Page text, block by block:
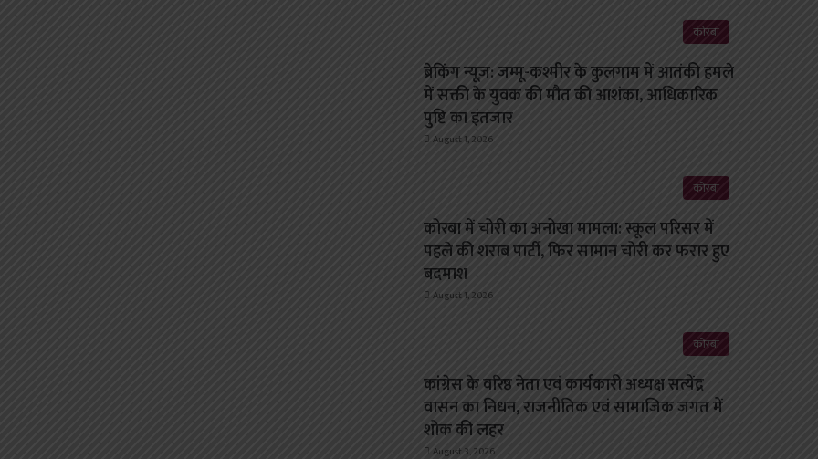
कोरबा
ब्रेकिंग न्यूज़: जम्मू-कश्मीर के कुलगाम में आतंकी हमले
में सक्ती के युवक की मौत की आशंका, आधिकारिक
पुष्टि का इंतजार
August 1, 2026
कोरबा
कोरबा में चोरी का अनोखा मामला: स्कूल परिसर में
पहले की शराब पार्टी, फिर सामान चोरी कर फरार हुए
बदमाश
August 1, 2026
कोरबा
कांग्रेस के वरिष्ठ नेता एवं कार्यकारी अध्यक्ष सत्येंद्र
वासन का निधन, राजनीतिक एवं सामाजिक जगत में
शोक की लहर
August 3, 2026